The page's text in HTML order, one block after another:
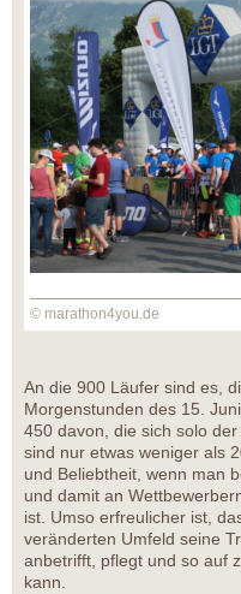
© marathon4you.de
An die 900 Läufer sind es,
Morgenstunden des 15.
450 davon, die sich solo
sind nur etwas weniger als
und Beliebtheit, wenn man
und damit an
ist. Umso erfreulicher ist,
veränderten Umfeld seine
anbetrifft, pflegt und so auf
kann.